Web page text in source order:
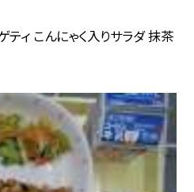
ティ こんにゃく入りサラダ 抹茶